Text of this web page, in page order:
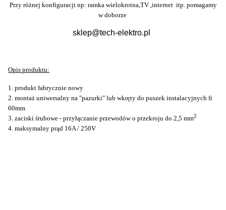
Przy różnej konfiguracji np: ramka wielokrotna,TV ,internet itp. pomagamy
w doborze
sklep@tech-elektro.pl
Opis produktu:
1. produkt fabrycznie nowy
2. montaż uniwersalny na "pazurki" lub wkręty do puszek instalacyjnych fi
60mm
3. zaciski śrubowe - przyłączanie przewodów o przekroju do 2,5 mm2
4. maksymalny prąd 16A / 250V